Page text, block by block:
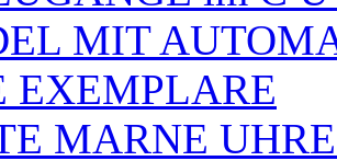
MIT
EXEMPLARE
MARNE